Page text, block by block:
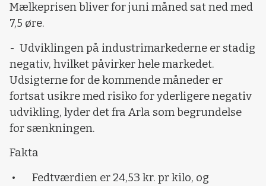
Mælkeprisen bliver for juni måned sat ned med
7,5 øre.
- Udviklingen på industrimarkederne er stadig
negativ, hvilket påvirker hele markedet.
Udsigterne for de kommende måneder er
fortsat usikre med risiko for yderligere negativ
udvikling, lyder det fra Arla som begrundelse
for sænkningen.
Fakta
• Fedtværdien er 24,53 kr. pr kilo, og